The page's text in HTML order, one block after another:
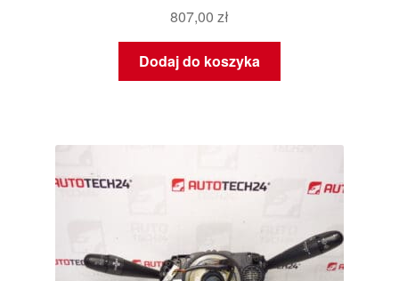
807,00 zł
Dodaj do koszyka